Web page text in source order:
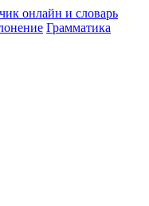
Грамматика